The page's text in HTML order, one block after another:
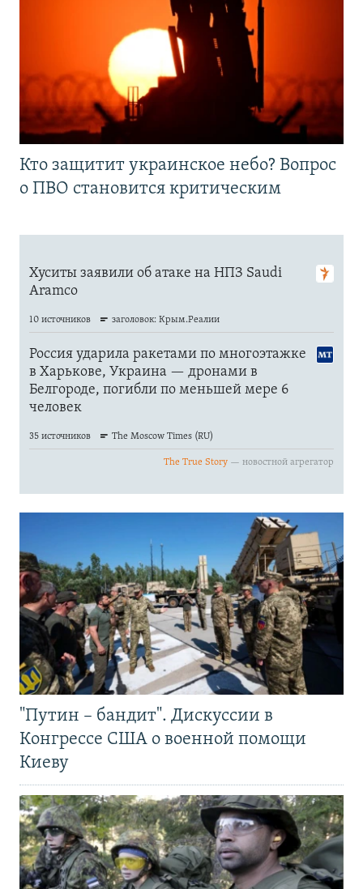
Кто защитит украинское небо? Вопрос
о ПВО становится критическим
"Путин – бандит". Дискуссии в
Конгрессе США о военной помощи
Киеву